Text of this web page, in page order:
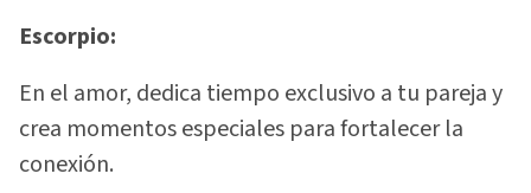
Escorpio:
En el amor, dedica tiempo exclusivo a tu pareja y
crea momentos especiales para fortalecer la
conexión.